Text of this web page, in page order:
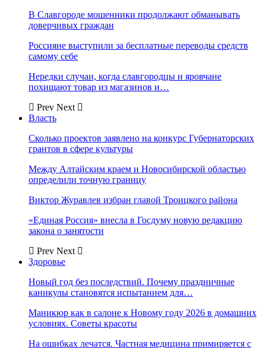
В Славгороде мошенники продолжают обманывать
доверчивых граждан
Россияне выступили за бесплатные переводы средств
самому себе
Нередки случаи, когда славгородцы и яровчане
похищают товар из магазинов и…
Prev Next
Власть
Сколько проектов заявлено на конкурс Губернаторских
грантов в сфере культуры
Между Алтайским краем и Новосибирской областью
определили точную границу
Виктор Журавлев избран главой Троицкого района
«Единая Россия» внесла в Госдуму новую редакцию
закона о занятости
Prev Next
Здоровье
Новый год без последствий. Почему праздничные
каникулы становятся испытанием для…
Маникюр как в салоне к Новому году 2026 в домашних
условиях. Советы красоты
На ошибках лечатся. Частная медицина примиряется с